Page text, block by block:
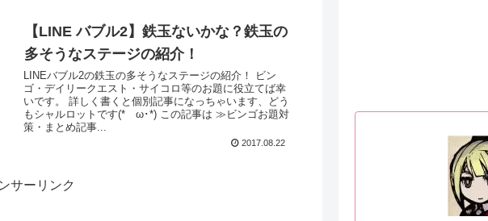
【LINE バブル2】鉄玉ないかな？鉄玉の
多そうなステージの紹介！
LINEバブル2の鉄玉の多そうなステージの紹介！ ビン
ゴ・デイリークエスト・サイコロ等のお題に役立てば幸
いです。 詳しく書くと個別記事になっちゃいます、どう
もシャルロットです(*ゝω･*) この記事は ≫ビンゴお題対
策・まとめ記事...
2017.08.22
サーリンク